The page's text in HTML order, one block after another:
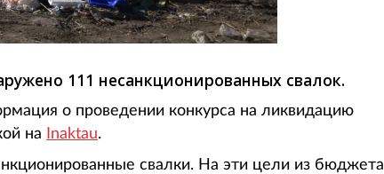
111 несанкционированных свалок.
о проведении конкурса на ликвидацию
на
Inaktau.
свалки. На эти цели из бюджета